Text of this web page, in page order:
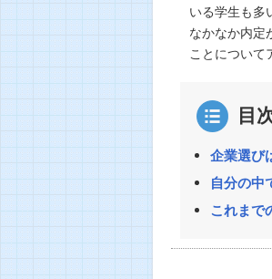
いる学生も多
なかなか内定
ことについて
目
企業選び
自分の中
これまで